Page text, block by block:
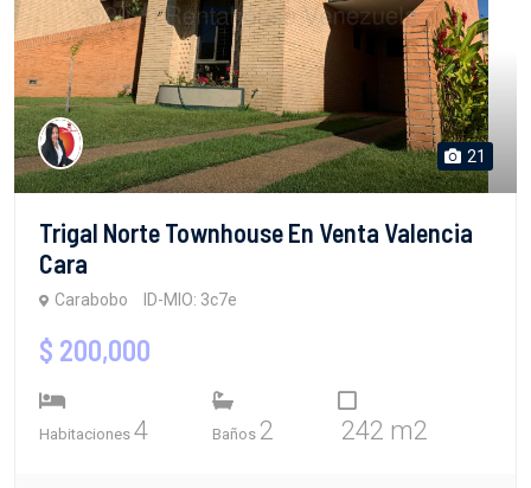
21
Trigal Norte Townhouse En Venta Valencia
Cara
Carabobo ID-MIO: 3c7e
$ 200,000
Habitaciones 4 Baños 2 242 m2